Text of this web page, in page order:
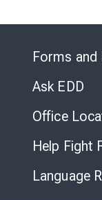
Forms and
Ask EDD
Office
Help Fight
Language